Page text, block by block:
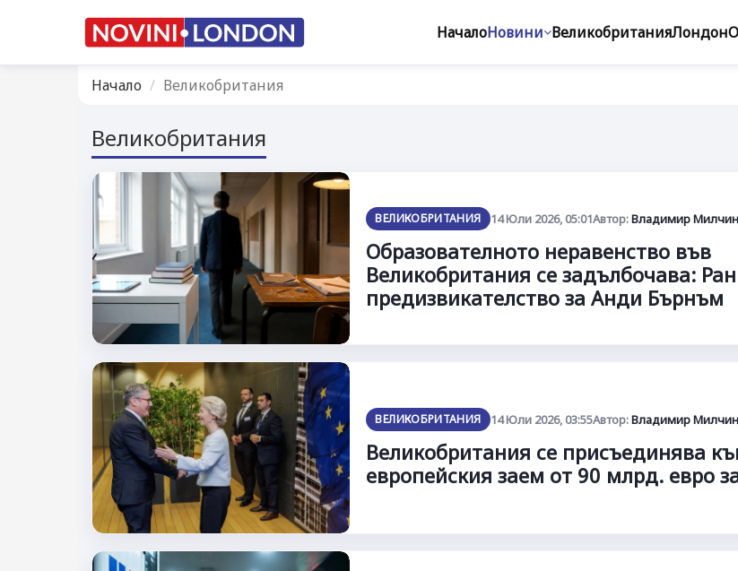
НачалоНовини ВеликобританияЛондон
Начало Великобритания
Великобритания
ВЕЛИКОБРИТАНИЯ 14 Юли 2026, 05:01Автор:Владимир Милчин
Образователното неравенство във
Великобритания се задълбочава:
предизвикателство за Анди Бърнъм
ВЕЛИКОБРИТАНИЯ 14 Юли 2026, 03:55Автор:Владимир Милчин
Великобритания се присъединява
европейския заем от 90 млрд. евро